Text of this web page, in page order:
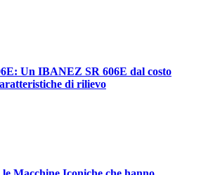
Un IBANEZ SR 606E dal costo
di rilievo